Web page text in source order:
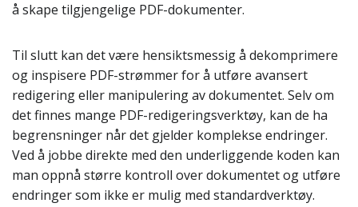
å skape tilgjengelige PDF-dokumenter.
Til slutt kan det være hensiktsmessig å dekomprimere
og inspisere PDF-strømmer for å utføre avansert
redigering eller manipulering av dokumentet. Selv om
det finnes mange PDF-redigeringsverktøy, kan de ha
begrensninger når det gjelder komplekse endringer.
Ved å jobbe direkte med den underliggende koden kan
man oppnå større kontroll over dokumentet og utføre
endringer som ikke er mulig med standardverktøy.